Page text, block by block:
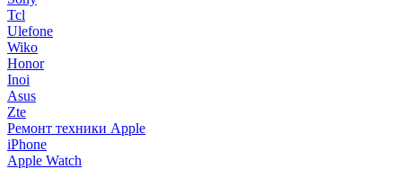
Tcl
Ulefone
Wiko
Honor
Inoi
Asus
Zte
Ремонт техники Apple
iPhone
Apple Watch